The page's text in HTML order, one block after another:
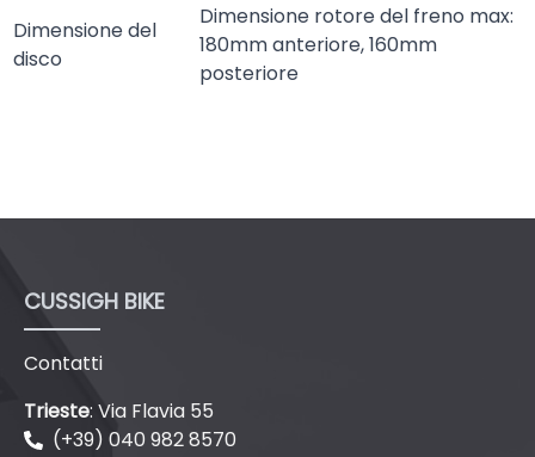
Dimensione del
disco
Dimensione rotore del freno max:
180mm anteriore, 160mm
posteriore
CUSSIGH BIKE
Contatti
Trieste: Via Flavia 55
(+39) 040 982 8570